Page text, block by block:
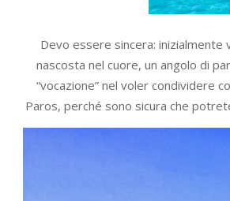
Devo essere sincera: inizialmente
nascosta nel cuore, un angolo di
“vocazione” nel voler condividere
Paros, perché sono sicura che